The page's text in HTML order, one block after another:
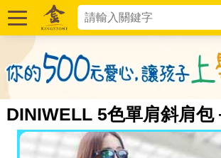
DINIWELL 5色單肩斜肩包